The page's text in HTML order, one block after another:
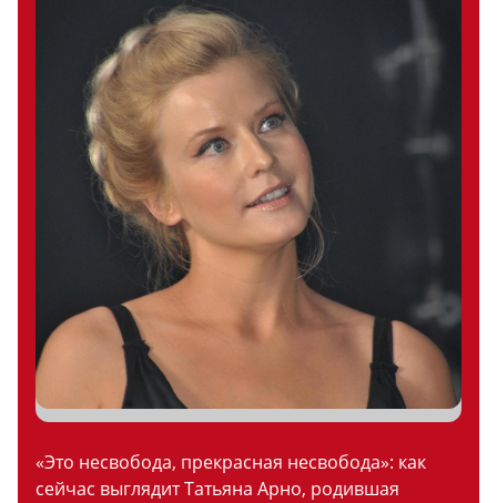
«Это несвобода, прекрасная несвобода»: как
сейчас выглядит Татьяна Арно, родившая